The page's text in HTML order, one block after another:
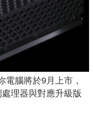
電腦將於9月上市，
理器與對應升級版